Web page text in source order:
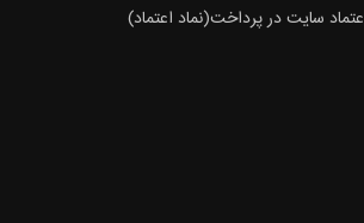
سایت در پرداخت(نماد اعتماد)